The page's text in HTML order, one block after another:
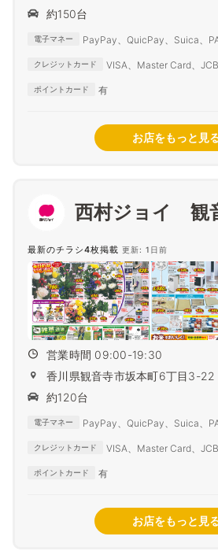
約150台
電子マネー PayPay、QuicPay、Suica、
クレジットカード
VISA、Master Card、
ポイントカード 有
お店をもっと見
西村ジョイ 観
最新のチラシ4枚掲載 更新: 1日前
営業時間 09:00-19:30
香川県観音寺市坂本町6丁目3-22
約120台
電子マネー PayPay、QuicPay、Suica、
クレジットカード
VISA、Master Card、
ポイントカード 有
お店をもっと見